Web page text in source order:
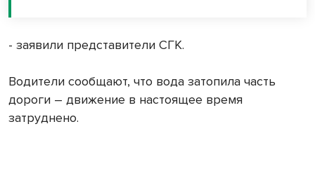
- заявили представители СГК.
Водители сообщают, что вода затопила часть
дороги – движение в настоящее время
затруднено.